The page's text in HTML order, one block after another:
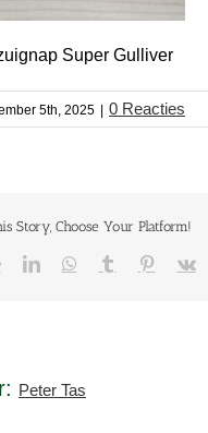
Super Gulliver
5th, 2025 0 Reacties
Story, Choose Your Platform!
RedditLinkedInWhatsApp
Tumblr Pinterest
Vk
Peter Tas